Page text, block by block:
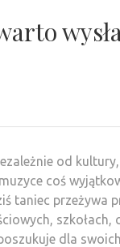
od
coś
taniec przeżywa
dla